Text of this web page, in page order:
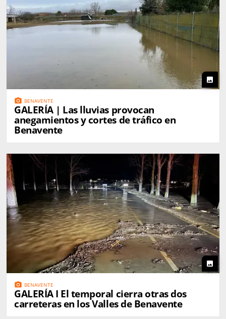
photo
photo_camera BENAVENTE
GALERÍA | Las lluvias provocan
anegamientos y cortes de tráfico en
Benavente
photo
photo_camera BENAVENTE
GALERÍA I El temporal cierra otras dos
carreteras en los Valles de Benavente